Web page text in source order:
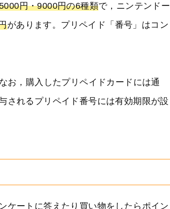
円・9000円の6種類で，ニンテンドー
があります。プリペイド「番号」はコン
お，購入したプリペイドカードには通
されるプリペイド番号には有効期限が設
ケートに答えたり買い物をしたらポイン